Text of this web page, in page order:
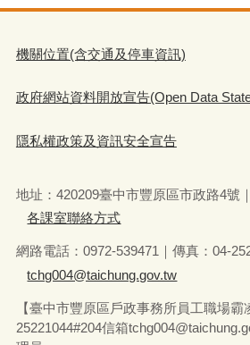
機關位置(含交通及停車資訊)
政府網站資料開放宣告(Open Data
隱私權政策及資訊安全宣告
地址：420209臺中市豐原區市政路4號
各課室聯絡方式
網路電話：0972-539471｜傳真：04-
tchg004@taichung.gov.tw
【臺中市豐原區戶政事務所員工職場霸
25221044#204信箱